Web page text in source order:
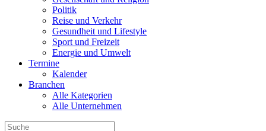
Politik
Reise und Verkehr
Gesundheit und Lifestyle
Sport und Freizeit
Energie und Umwelt
Termine
Kalender
Branchen
Alle Kategorien
Alle Unternehmen